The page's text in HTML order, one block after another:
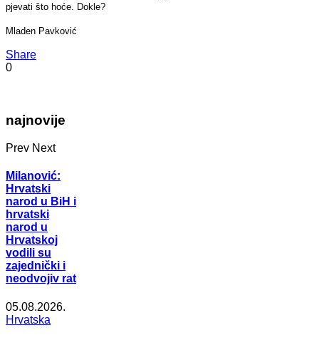
pjevati što hoće. Dokle?
Mladen Pavković
Share
0
najnovije
Prev Next
Milanović:
Hrvatski
narod u BiH i
hrvatski
narod u
Hrvatskoj
vodili su
zajednički i
neodvojiv rat
05.08.2026.
Hrvatska